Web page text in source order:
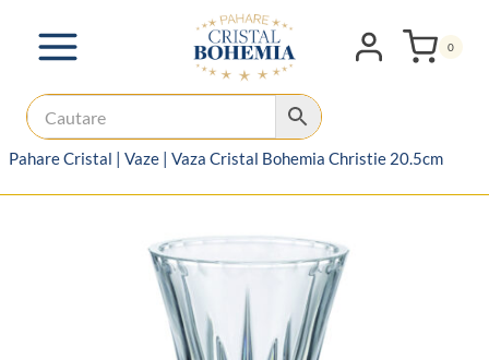
0
Pahare Cristal | Vaze | Vaza Cristal Bohemia Christie 20.5cm